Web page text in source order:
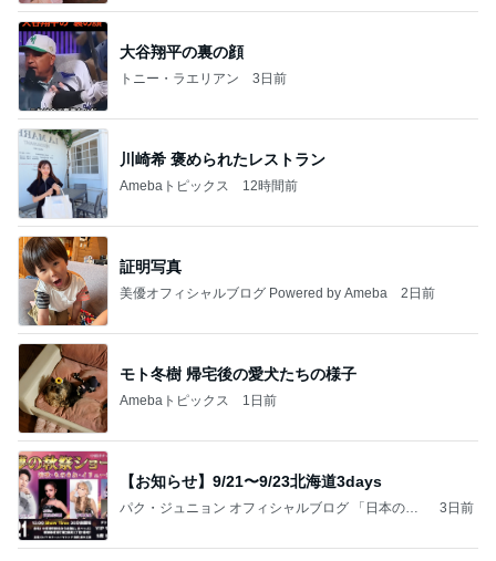
大谷翔平の裏の顔
トニー・ラエリアン 3日前
川崎希 褒められたレストラン
Amebaトピックス 12時間前
証明写真
美優オフィシャルブログ Powered by Ameba 2日前
モト冬樹 帰宅後の愛犬たちの様子
Amebaトピックス 1日前
【お知らせ】9/21〜9/23北海道3days
パク・ジュニョン オフィシャルブログ 「日本の
3日前